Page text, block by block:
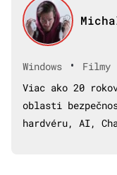
Windows • Filmy
Viac ako 20
oblasti
hardvéru, AI,